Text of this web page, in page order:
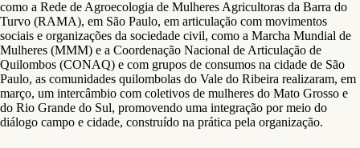
como a Rede de Agroecologia de Mulheres Agricultoras da Barra do
Turvo (RAMA), em São Paulo, em articulação com movimentos
sociais e organizações da sociedade civil, como a Marcha Mundial de
Mulheres (MMM) e a Coordenação Nacional de Articulação de
Quilombos (CONAQ) e com grupos de consumos na cidade de São
Paulo, as comunidades quilombolas do Vale do Ribeira realizaram, em
março, um intercâmbio com coletivos de mulheres do Mato Grosso e
do Rio Grande do Sul, promovendo uma integração por meio do
diálogo campo e cidade, construído na prática pela organização.